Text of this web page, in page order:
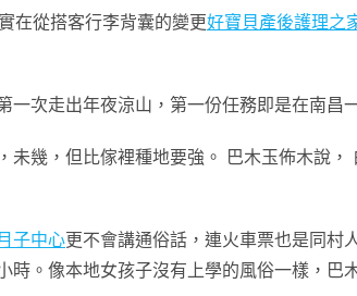
在從搭客行李背囊的變更好寶貝產後護理之
一次走出年夜涼山，第一份任務即是在南昌
未幾，但比傢裡種地要強。 巴木玉佈木說
子中心更不會講通俗話，連火車票也是同村
時。像本地女孩子沒有上學的風俗一樣，巴